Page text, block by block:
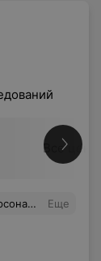
Все цены
на 5 из 5. Еще